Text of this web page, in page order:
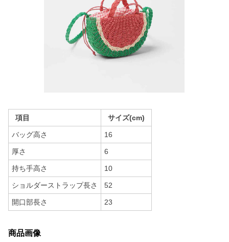
項目 サイズ(cm)
バッグ高さ 16
厚さ 6
持ち手高さ 10
ショルダーストラップ長さ 52
開口部長さ 23
商品画像